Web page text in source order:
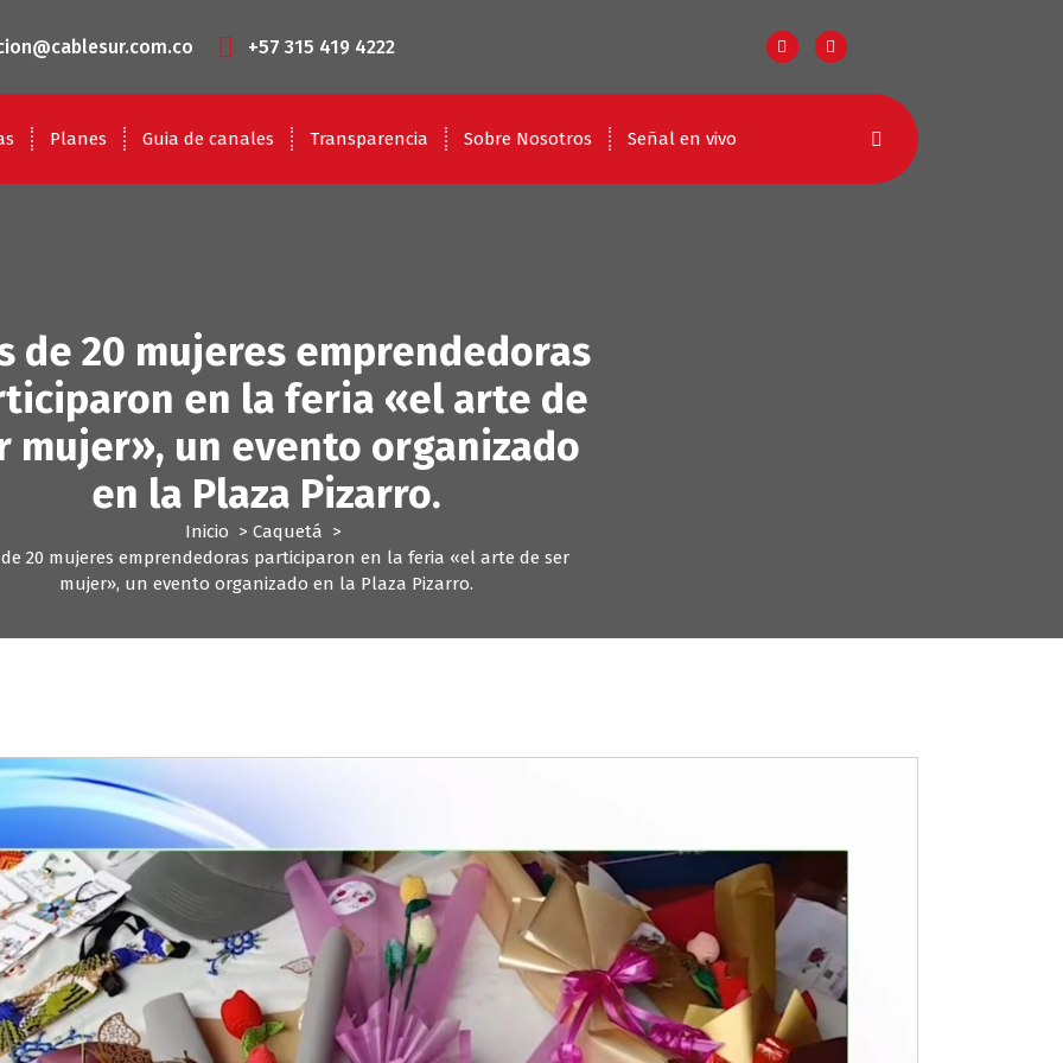
+57 315 419 4222
Planes Guia de canales Transparencia Sobre Nosotros Señal en vivo
de 20 mujeres emprendedoras
en la feria «el arte de
mujer», un evento organizado
en la Plaza Pizarro.
Inicio > Caquetá >
20 mujeres emprendedoras participaron en la feria «el arte de ser
mujer», un evento organizado en la Plaza Pizarro.